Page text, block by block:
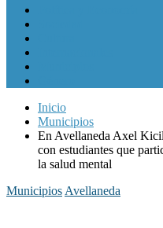
Inicio
Municipios
En Avellaneda Axel
con estudiantes que
la salud mental
Municipios Avellaneda